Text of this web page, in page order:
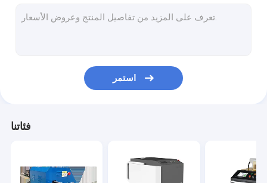
ذراع روبوت ذو ستة محاور
آلة قطع أنبوب الليزر
استمر
فئاتنا